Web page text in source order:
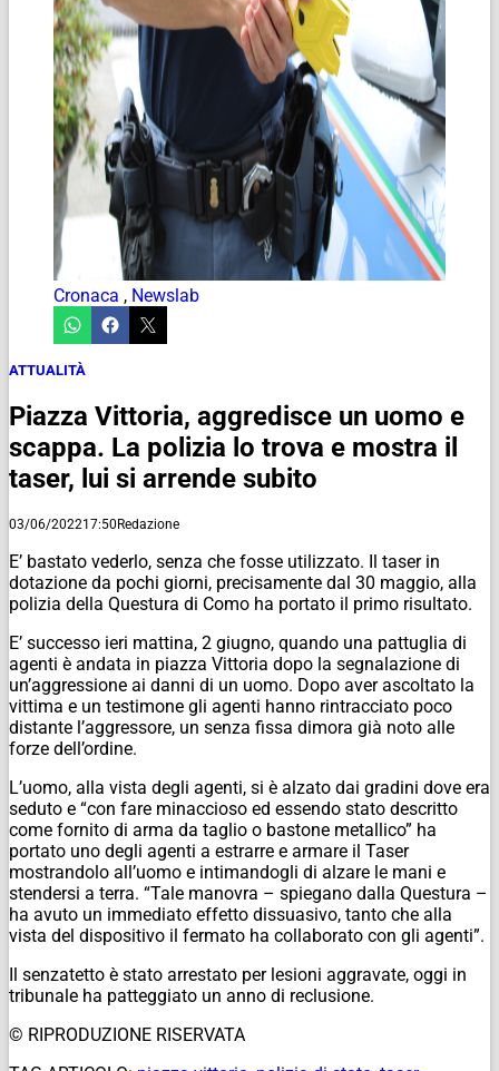
Cronaca , Newslab
ATTUALITÀ
Piazza Vittoria, aggredisce un uomo e
scappa. La polizia lo trova e mostra il
taser, lui si arrende subito
03/06/202217:50Redazione
E’ bastato vederlo, senza che fosse utilizzato. Il taser in
dotazione da pochi giorni, precisamente dal 30 maggio, alla
polizia della Questura di Como ha portato il primo risultato.
E’ successo ieri mattina, 2 giugno, quando una pattuglia di
agenti è andata in piazza Vittoria dopo la segnalazione di
un’aggressione ai danni di un uomo. Dopo aver ascoltato la
vittima e un testimone gli agenti hanno rintracciato poco
distante l’aggressore, un senza fissa dimora già noto alle
forze dell’ordine.
L’uomo, alla vista degli agenti, si è alzato dai gradini dove era
seduto e “con fare minaccioso ed essendo stato descritto
come fornito di arma da taglio o bastone metallico” ha
portato uno degli agenti a estrarre e armare il Taser
mostrandolo all’uomo e intimandogli di alzare le mani e
stendersi a terra. “Tale manovra – spiegano dalla Questura –
ha avuto un immediato effetto dissuasivo, tanto che alla
vista del dispositivo il fermato ha collaborato con gli agenti”.
Il senzatetto è stato arrestato per lesioni aggravate, oggi in
tribunale ha patteggiato un anno di reclusione.
© RIPRODUZIONE RISERVATA